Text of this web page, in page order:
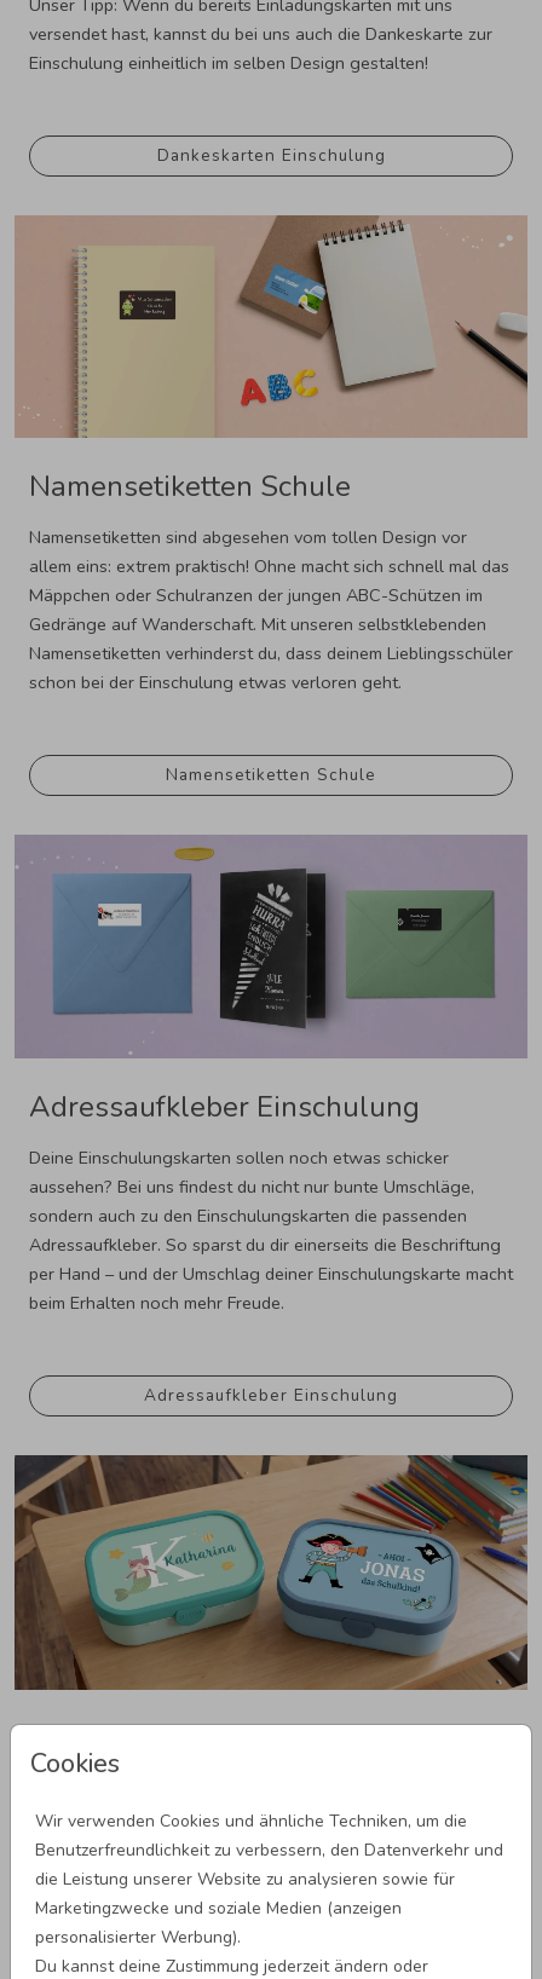
Cookies
Wir verwenden Cookies und ähnliche Techniken, um die
Benutzerfreundlichkeit zu verbessern, den Datenverkehr und
die Leistung unserer Website zu analysieren sowie für
Marketingzwecke und soziale Medien (anzeigen
personalisierter Werbung).
Du kannst deine Zustimmung jederzeit ändern oder
versendet hast, kannst du bei uns auch die Dankeskarte zur
Einschulung einheitlich im selben Design gestalten!
Dankeskarten Einschulung
Namensetiketten Schule
Namensetiketten sind abgesehen vom tollen Design vor
allem eins: extrem praktisch! Ohne macht sich schnell mal das
Mäppchen oder Schulranzen der jungen ABC-Schützen im
Gedränge auf Wanderschaft. Mit unseren selbstklebenden
Namensetiketten verhinderst du, dass deinem Lieblingsschüler
schon bei der Einschulung etwas verloren geht.
Namensetiketten Schule
Adressaufkleber Einschulung
Deine Einschulungskarten sollen noch etwas schicker
aussehen? Bei uns findest du nicht nur bunte Umschläge,
sondern auch zu den Einschulungskarten die passenden
Adressaufkleber. So sparst du dir einerseits die Beschriftung
per Hand – und der Umschlag deiner Einschulungskarte macht
beim Erhalten noch mehr Freude.
Adressaufkleber Einschulung
Brotdosen
Frühstückspause ein kleines bisschen persönlicher. Ob
Pausenbrot, Obst, Gemüse oder kleine Snacks - in der
Lunchbox ist alles praktisch verstaut und bereit für Schule,
Kita oder unterwegs. Durch die individuelle Gestaltung wird
jede Kinder-Brotdose zu einem einzigartigen Begleiter im
Alltag.